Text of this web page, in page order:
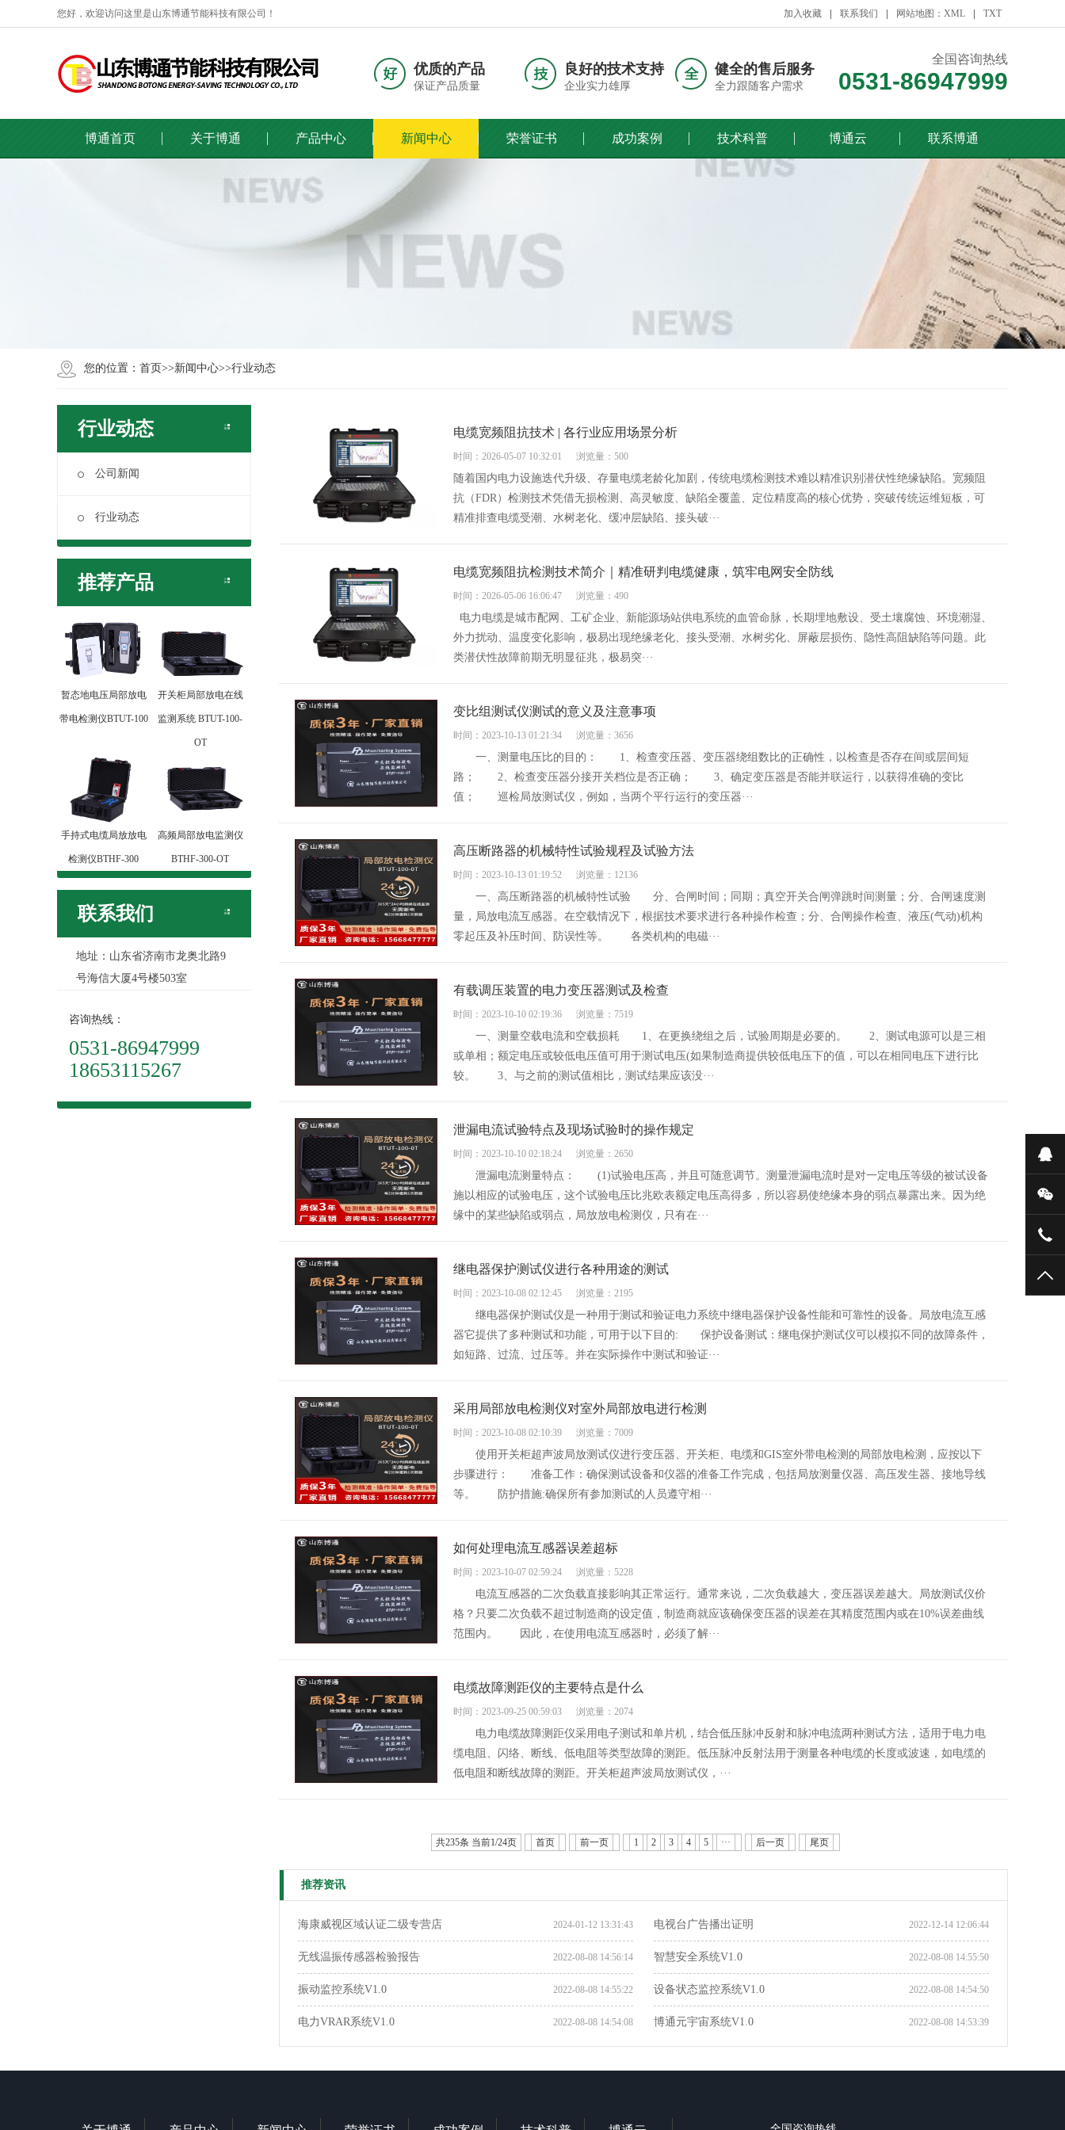
加入收藏 联系我们 网站地图：XML TXT
您好，欢迎访问这里是山东博通节能科技有限公司！
优质的产品
保证产品质量
良好的技术支持
企业实力雄厚
健全的售后服务
全力跟随客户需求
全国咨询热线
0531-86947999
博通首页 关于博通 产品中心 新闻中心 荣誉证书 成功案例 技术科普 博通云 联系博通
您的位置： 首页>>新闻中心>>行业动态
行业动态
公司新闻
行业动态
推荐产品
暂态地电压局部放电
带电检测仪BTUT-100
开关柜局部放电在线
监测系统 BTUT-100-
OT
手持式电缆局放放电
检测仪BTHF-300
高频局部放电监测仪
BTHF-300-OT
联系我们
地址：山东省济南市龙奥北路9
号海信大厦4号楼503室
咨询热线：
0531-86947999
18653115267
电缆宽频阻抗技术 | 各行业应用场景分析
时间：2026-05-07 10:32:01 浏览量：500
随着国内电力设施迭代升级、存量电缆老龄化加剧，传统电缆检测技术难以精准识别潜伏性绝缘缺陷。宽频阻
抗（FDR）检测技术凭借无损检测、高灵敏度、缺陷全覆盖、定位精度高的核心优势，突破传统运维短板，可
精准排查电缆受潮、水树老化、缓冲层缺陷、接头破···
电缆宽频阻抗检测技术简介｜精准研判电缆健康，筑牢电网安全防线
时间：2026-05-06 16:06:47 浏览量：490
电力电缆是城市配网、工矿企业、新能源场站供电系统的血管命脉，长期埋地敷设、受土壤腐蚀、环境潮湿、
外力扰动、温度变化影响，极易出现绝缘老化、接头受潮、水树劣化、屏蔽层损伤、隐性高阻缺陷等问题。此
类潜伏性故障前期无明显征兆，极易突···
变比组测试仪测试的意义及注意事项
时间：2023-10-13 01:21:34 浏览量：3656
一、测量电压比的目的： 1、检查变压器、变压器绕组数比的正确性，以检查是否存在间或层间短
路； 2、检查变压器分接开关档位是否正确； 3、确定变压器是否能并联运行，以获得准确的变比
值； 巡检局放测试仪，例如，当两个平行运行的变压器···
高压断路器的机械特性试验规程及试验方法
时间：2023-10-13 01:19:52 浏览量：12136
一、高压断路器的机械特性试验 分、合闸时间；同期；真空开关合闸弹跳时间测量；分、合闸速度测
量，局放电流互感器。在空载情况下，根据技术要求进行各种操作检查；分、合闸操作检查、液压(气动)机构
零起压及补压时间、防误性等。 各类机构的电磁···
有载调压装置的电力变压器测试及检查
时间：2023-10-10 02:19:36 浏览量：7519
一、测量空载电流和空载损耗 1、在更换绕组之后，试验周期是必要的。 2、测试电源可以是三相
或单相；额定电压或较低电压值可用于测试电压(如果制造商提供较低电压下的值，可以在相同电压下进行比
较。 3、与之前的测试值相比，测试结果应该没···
泄漏电流试验特点及现场试验时的操作规定
时间：2023-10-10 02:18:24 浏览量：2650
泄漏电流测量特点： (1)试验电压高，并且可随意调节。测量泄漏电流时是对一定电压等级的被试设备
施以相应的试验电压，这个试验电压比兆欧表额定电压高得多，所以容易使绝缘本身的弱点暴露出来。因为绝
缘中的某些缺陷或弱点，局放放电检测仪，只有在···
继电器保护测试仪进行各种用途的测试
时间：2023-10-08 02:12:45 浏览量：2195
继电器保护测试仪是一种用于测试和验证电力系统中继电器保护设备性能和可靠性的设备。局放电流互感
器它提供了多种测试和功能，可用于以下目的: 保护设备测试：继电保护测试仪可以模拟不同的故障条件，
如短路、过流、过压等。并在实际操作中测试和验证···
采用局部放电检测仪对室外局部放电进行检测
时间：2023-10-08 02:10:39 浏览量：7009
使用开关柜超声波局放测试仪进行变压器、开关柜、电缆和GIS室外带电检测的局部放电检测，应按以下
步骤进行： 准备工作：确保测试设备和仪器的准备工作完成，包括局放测量仪器、高压发生器、接地导线
等。 防护措施:确保所有参加测试的人员遵守相···
如何处理电流互感器误差超标
时间：2023-10-07 02:59:24 浏览量：5228
电流互感器的二次负载直接影响其正常运行。通常来说，二次负载越大，变压器误差越大。局放测试仪价
格？只要二次负载不超过制造商的设定值，制造商就应该确保变压器的误差在其精度范围内或在10%误差曲线
范围内。 因此，在使用电流互感器时，必须了解···
电缆故障测距仪的主要特点是什么
时间：2023-09-25 00:59:03 浏览量：2074
电力电缆故障测距仪采用电子测试和单片机，结合低压脉冲反射和脉冲电流两种测试方法，适用于电力电
缆电阻、闪络、断线、低电阻等类型故障的测距。低压脉冲反射法用于测量各种电缆的长度或波速，如电缆的
低电阻和断线故障的测距。开关柜超声波局放测试仪，···
共235条 当前1/24页 首页 前一页 1 2 3 4 5 ··· 后一页 尾页
推荐资讯
2024-01-12 13:31:43
海康威视区域认证二级专营店 2022-12-14 12:06:44
电视台广告播出证明
2022-08-08 14:56:14
无线温振传感器检验报告 2022-08-08 14:55:50
智慧安全系统V1.0
2022-08-08 14:55:22
振动监控系统V1.0 2022-08-08 14:54:50
设备状态监控系统V1.0
2022-08-08 14:54:08
电力VRAR系统V1.0 2022-08-08 14:53:39
博通元宇宙系统V1.0
在
微